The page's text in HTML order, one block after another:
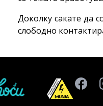
Доколку сакате да
слободно